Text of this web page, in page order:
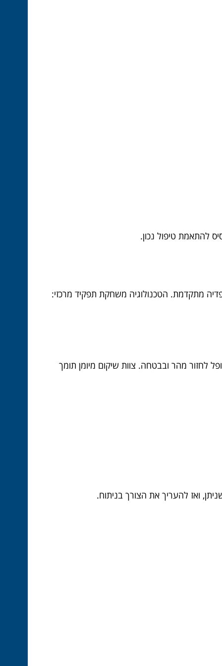
להתאמת טיפול נכון.
מתקדמת. הטכנולוגיה משחקת תפקיד מרכזי:
לחזור מהר ובבטחה. צוות שיקום מיומן תומך
ואז להעריך את הצורך בניתוח.